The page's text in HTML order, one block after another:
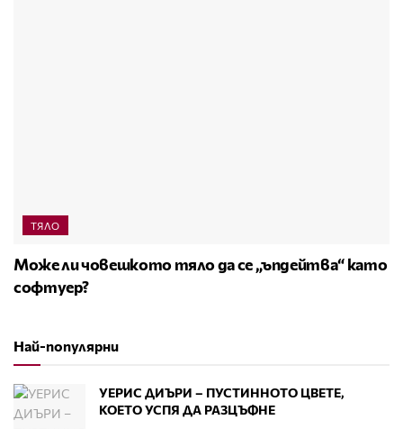
ТЯЛО
Може ли човешкото тяло да се „ъпдейтва“ като
софтуер?
Най-популярни
УЕРИС ДИЪРИ – ПУСТИННОТО ЦВЕТЕ,
КОЕТО УСПЯ ДА РАЗЦЪФНЕ